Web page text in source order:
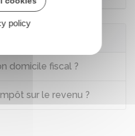
domicile fiscal ?
sur le revenu ?
policy